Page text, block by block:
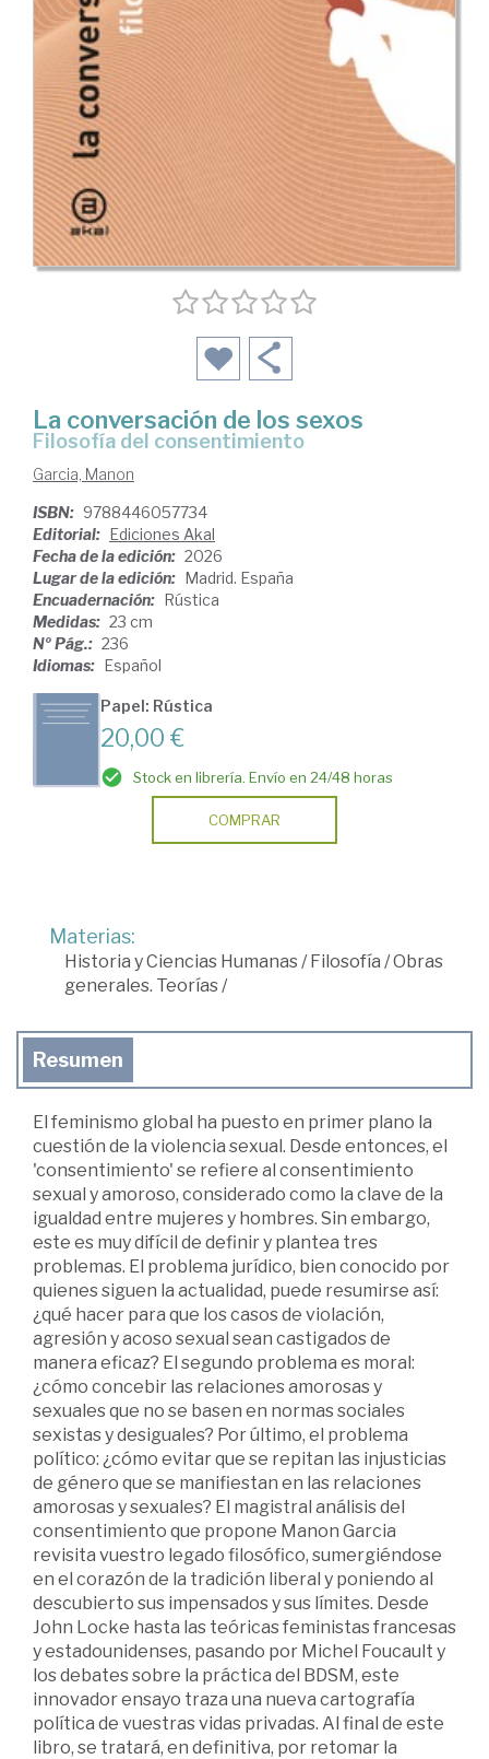
La conversación de los sexos
Filosofía del consentimiento
Garcia, Manon
ISBN: 9788446057734
Editorial: Ediciones Akal
Fecha de la edición: 2026
Lugar de la edición: Madrid. España
Encuadernación: Rústica
Medidas: 23 cm
Nº Pág.: 236
Idiomas: Español
Papel: Rústica
20,00 €
Stock en librería. Envío en 24/48 horas
COMPRAR
Materias:
Historia y Ciencias Humanas/Filosofía /Obras
generales. Teorías/
Resumen
El feminismo global ha puesto en primer plano la
cuestión de la violencia sexual. Desde entonces, el
'consentimiento' se refiere al consentimiento
sexual y amoroso, considerado como la clave de la
igualdad entre mujeres y hombres. Sin embargo,
este es muy difícil de definir y plantea tres
problemas. El problema jurídico, bien conocido por
quienes siguen la actualidad, puede resumirse así:
¿qué hacer para que los casos de violación,
agresión y acoso sexual sean castigados de
manera eficaz? El segundo problema es moral:
¿cómo concebir las relaciones amorosas y
sexuales que no se basen en normas sociales
sexistas y desiguales? Por último, el problema
político: ¿cómo evitar que se repitan las injusticias
de género que se manifiestan en las relaciones
amorosas y sexuales? El magistral análisis del
consentimiento que propone Manon Garcia
revisita vuestro legado filosófico, sumergiéndose
en el corazón de la tradición liberal y poniendo al
descubierto sus impensados y sus límites. Desde
John Locke hasta las teóricas feministas francesas
y estadounidenses, pasando por Michel Foucault y
los debates sobre la práctica del BDSM, este
innovador ensayo traza una nueva cartografía
política de vuestras vidas privadas. Al final de este
libro, se tratará, en definitiva, por retomar la